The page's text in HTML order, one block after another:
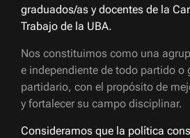
graduados/as y docentes de la
Trabajo de la UBA.
Nos constituimos como una
e independiente de todo partido o
partidario, con el propósito de
y fortalecer su campo disciplinar.
Consideramos que la política